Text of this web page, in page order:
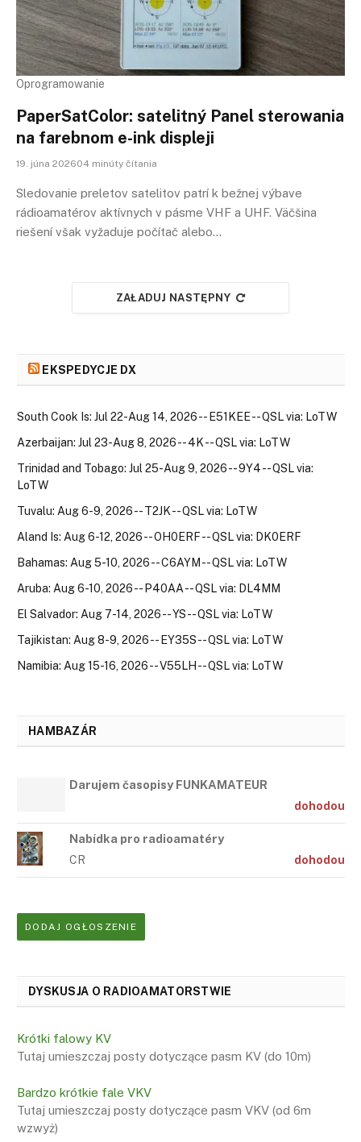
Oprogramowanie
PaperSatColor: satelitný Panel sterowania
na farebnom e-ink displeji
19. júna 202604 minúty čítania
Sledovanie preletov satelitov patrí k bežnej výbave
rádioamatérov aktívnych v pásme VHF a UHF. Väčšina
riešení však vyžaduje počítač alebo…
ZAŁADUJ NASTĘPNY
EKSPEDYCJE DX
South Cook Is: Jul 22-Aug 14, 2026 -- E51KEE -- QSL via: LoTW
Azerbaijan: Jul 23-Aug 8, 2026 -- 4K -- QSL via: LoTW
Trinidad and Tobago: Jul 25-Aug 9, 2026 -- 9Y4 -- QSL via:
LoTW
Tuvalu: Aug 6-9, 2026 -- T2JK -- QSL via: LoTW
Aland Is: Aug 6-12, 2026 -- OH0ERF -- QSL via: DK0ERF
Bahamas: Aug 5-10, 2026 -- C6AYM -- QSL via: LoTW
Aruba: Aug 6-10, 2026 -- P40AA -- QSL via: DL4MM
El Salvador: Aug 7-14, 2026 -- YS -- QSL via: LoTW
Tajikistan: Aug 8-9, 2026 -- EY35S -- QSL via: LoTW
Namibia: Aug 15-16, 2026 -- V55LH -- QSL via: LoTW
HAMBAZÁR
Darujem časopisy FUNKAMATEUR
dohodou
Nabídka pro radioamatéry
CR dohodou
DODAJ OGŁOSZENIE
DYSKUSJA O RADIOAMATORSTWIE
Krótki falowy KV
Tutaj umieszczaj posty dotyczące pasm KV (do 10m)
Bardzo krótkie fale VKV
Tutaj umieszczaj posty dotyczące pasm VKV (od 6m
wzwyż)